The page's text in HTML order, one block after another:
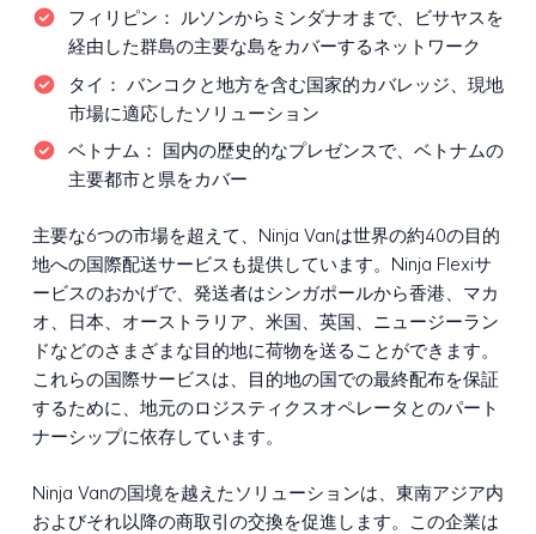
フィリピン： ルソンからミンダナオまで、ビサヤスを
経由した群島の主要な島をカバーするネットワーク
タイ： バンコクと地方を含む国家的カバレッジ、現地
市場に適応したソリューション
ベトナム： 国内の歴史的なプレゼンスで、ベトナムの
主要都市と県をカバー
主要な6つの市場を超えて、Ninja Vanは世界の約40の目的
地への国際配送サービスも提供しています。Ninja Flexiサ
ービスのおかげで、発送者はシンガポールから香港、マカ
オ、日本、オーストラリア、米国、英国、ニュージーラン
ドなどのさまざまな目的地に荷物を送ることができます。
これらの国際サービスは、目的地の国での最終配布を保証
するために、地元のロジスティクスオペレータとのパート
ナーシップに依存しています。
Ninja Vanの国境を越えたソリューションは、東南アジア内
およびそれ以降の商取引の交換を促進します。この企業は